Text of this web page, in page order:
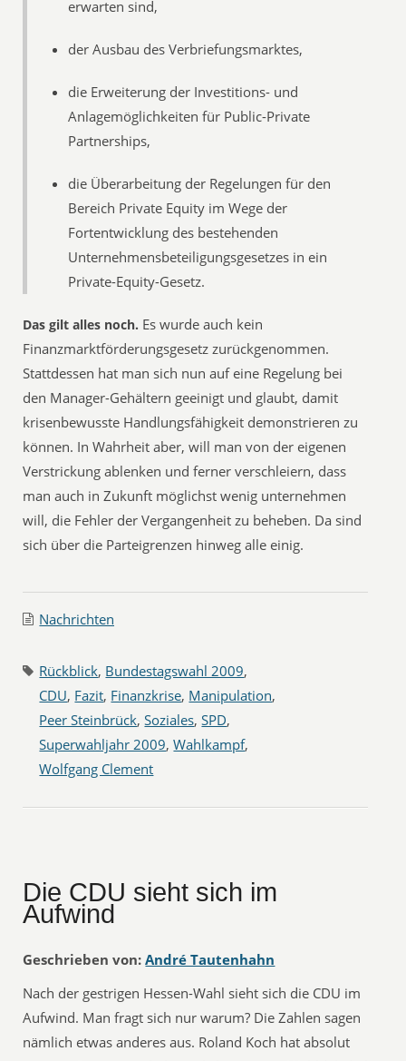
erwarten sind,
der Ausbau des Verbriefungsmarktes,
die Erweiterung der Investitions- und
Anlagemöglichkeiten für Public-Private
Partnerships,
die Überarbeitung der Regelungen für den
Bereich Private Equity im Wege der
Fortentwicklung des bestehenden
Unternehmensbeteiligungsgesetzes in ein
Private-Equity-Gesetz.
Das gilt alles noch. Es wurde auch kein
Finanzmarktförderungsgesetz zurückgenommen.
Stattdessen hat man sich nun auf eine Regelung bei
den Manager-Gehältern geeinigt und glaubt, damit
krisenbewusste Handlungsfähigkeit demonstrieren zu
können. In Wahrheit aber, will man von der eigenen
Verstrickung ablenken und ferner verschleiern, dass
man auch in Zukunft möglichst wenig unternehmen
will, die Fehler der Vergangenheit zu beheben. Da sind
sich über die Parteigrenzen hinweg alle einig.
Nachrichten
Rückblick, Bundestagswahl 2009,
CDU, Fazit, Finanzkrise, Manipulation,
Peer Steinbrück,Soziales,SPD,
Superwahljahr 2009,Wahlkampf,
Wolfgang Clement
Die CDU sieht sich im
Aufwind
Geschrieben von: André Tautenhahn
Nach der gestrigen Hessen-Wahl sieht sich die CDU im
Aufwind. Man fragt sich nur warum? Die Zahlen sagen
nämlich etwas anderes aus. Roland Koch hat absolut